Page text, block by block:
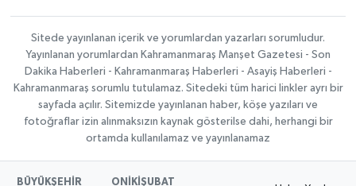
Sitede yayınlanan içerik ve yorumlardan yazarları sorumludur.
Yayınlanan yorumlardan Kahramanmaraş Manşet Gazetesi - Son
Dakika Haberleri - Kahramanmaraş Haberleri - Asayiş Haberleri -
Kahramanmaraş sorumlu tutulamaz. Sitedeki tüm harici linkler ayrı bir
sayfada açılır. Sitemizde yayınlanan haber, köşe yazıları ve
fotoğraflar izin alınmaksızın kaynak gösterilse dahi, herhangi bir
ortamda kullanılamaz ve yayınlanamaz
BÜYÜKŞEHİR ONİKİŞUBAT